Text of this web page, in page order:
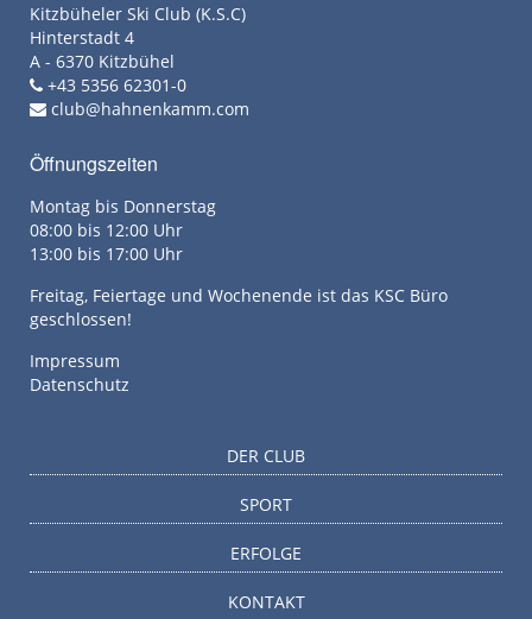
Kitzbüheler Ski Club (K.S.C)
Hinterstadt 4
A - 6370 Kitzbühel
+43 5356 62301-0
club@hahnenkamm.com
Öffnungszeiten
Montag bis Donnerstag
08:00 bis 12:00 Uhr
13:00 bis 17:00 Uhr
Freitag, Feiertage und Wochenende ist das KSC Büro
geschlossen!
Impressum
Datenschutz
DER CLUB
SPORT
ERFOLGE
KONTAKT